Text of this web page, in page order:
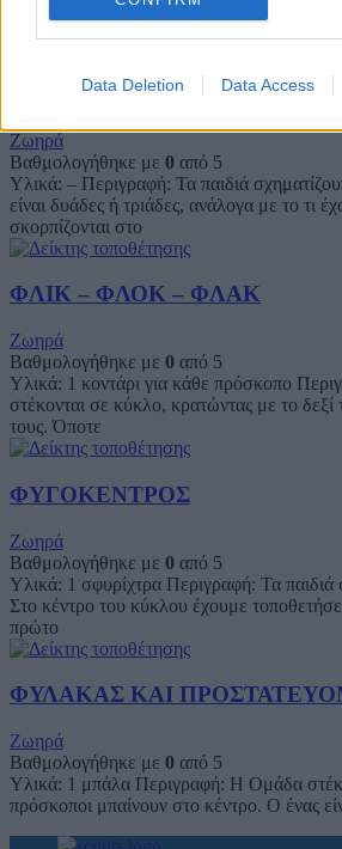
Data Deletion Data Access
Υλικά: – Περιγραφή: Η Ενωμοτία είναι ένα
αλλάζει δέρμα, το φιδοπουκάμισο όπως
ΤΟ ΧΑΜΕΝΟ ΒΑΓΟΝΙ
Ζωηρά
Βαθμολογήθηκε με 0 από 5
Υλικά: – Περιγραφή: Τα παιδιά
είναι δυάδες ή τριάδες, ανάλογα με το τι
σκορπίζονται στο
ΦΛΙΚ – ΦΛΟΚ – ΦΛΑΚ
Ζωηρά
Βαθμολογήθηκε με 0 από 5
Υλικά: 1 κοντάρι για κάθε πρόσκοπο
στέκονται σε κύκλο, κρατώντας με το δεξί
τους. Όποτε
ΦΥΓΟΚΕΝΤΡΟΣ
Ζωηρά
Βαθμολογήθηκε με 0 από 5
Υλικά: 1 σφυρίχτρα Περιγραφή: Τα παιδιά
Στο κέντρο του κύκλου έχουμε
πρώτο
ΦΥΛΑΚΑΣ ΚΑΙ
Ζωηρά
Βαθμολογήθηκε με 0 από 5
Υλικά: 1 μπάλα Περιγραφή: Η Ομάδα
πρόσκοποι μπαίνουν στο κέντρο. Ο ένας